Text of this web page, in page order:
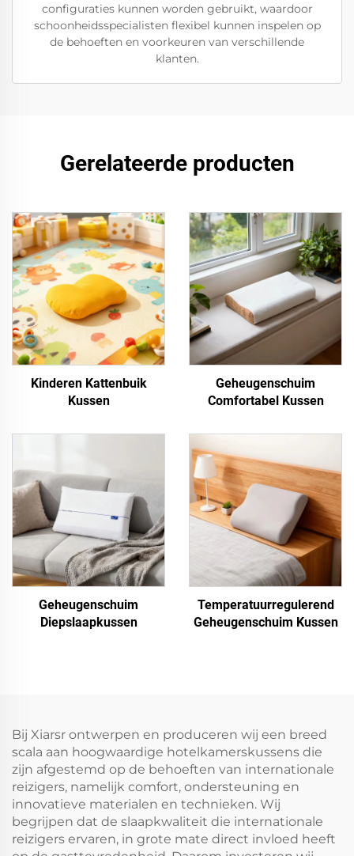
configuraties kunnen worden gebruikt, waardoor
schoonheidsspecialisten flexibel kunnen inspelen op
de behoeften en voorkeuren van verschillende
klanten.
Gerelateerde producten
Kinderen Kattenbuik
Kussen
Geheugenschuim
Comfortabel Kussen
Geheugenschuim
Diepslaapkussen
Temperatuurregulerend
Geheugenschuim Kussen
Bij Xiarsr ontwerpen en produceren wij een breed
scala aan hoogwaardige hotelkamerskussens die
zijn afgestemd op de behoeften van internationale
reizigers, namelijk comfort, ondersteuning en
innovatieve materialen en technieken. Wij
begrijpen dat de slaapkwaliteit die internationale
reizigers ervaren, in grote mate direct invloed heeft